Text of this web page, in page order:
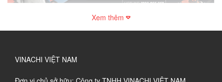
Xem thêm
VINACHI VIỆT NAM